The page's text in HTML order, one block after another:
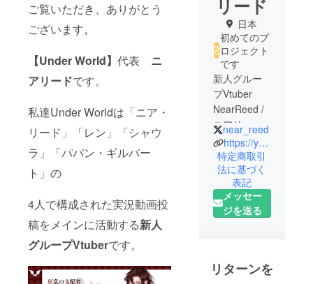
ご覧いただき、ありがとう
ございます。
【Under World】 代表 ニ
アリードです。
私達Under Worldは「ニア・
リード」「レン」「シャウ
ラ」「パパン・ギルバー
ト」の
4人で構成された実況動画投
稿をメインに活動する新人
グループVtuberです。
リード
日本
初めてのプ
ロジェクト
です
新人グルー
プVtuber
NearReed /
ニアリード
YouTubeを
メインに
ライブ配
信 動画投
稿の活動を
near_reed
https://youtube.com/@nearreed
特定商取引
法に基づく
表記
メッセー
ジを送る
リターンを